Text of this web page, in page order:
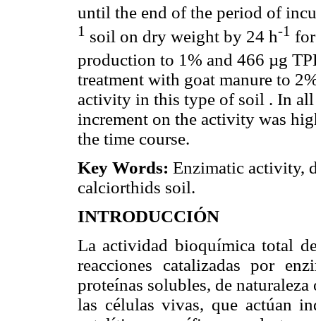
until the end of the period of
1 soil on dry weight by 24 h-1
production to 1% and 466 µg
treatment with goat manure to
activity in this type of soil . In all
increment on the activity was
the time course.
Key Words: Enzimatic activity,
calciorthids soil.
INTRODUCCIÓN
La actividad bioquímica total
reacciones catalizadas por
proteínas solubles, de
las células vivas, que actúan